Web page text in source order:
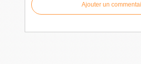
Ajouter un